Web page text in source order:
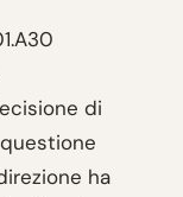
di
ha